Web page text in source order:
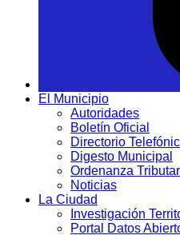
El Municipio
Autoridades
Boletín Oficial
Directorio
Digesto Municipal
Ordenanza
Noticias
La Ciudad
Investigación
Portal Datos